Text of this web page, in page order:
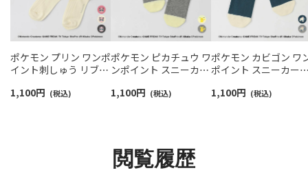
ポケモン プリン ワンポ
イント刺しゅう リブソ
アル レディース
1,100円 (税込)
ポケモン ピカチュウ ワ
ンポイント スニーカー
レディース 03307007
1,100円 (税込)
ポケモン カビゴン ワ
ポイント スニーカー
ディース 03307009
1,100円 (税込)
閲覧履歴